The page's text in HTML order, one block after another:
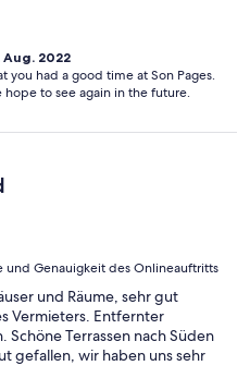
all we can warmly
2022
you had a good time at Son Pages.
to see again in the future.
und Genauigkeit des Onlineauftritts
und Räume, sehr gut
Vermieters. Entfernter
Terrassen nach Süden
gefallen, wir haben uns sehr